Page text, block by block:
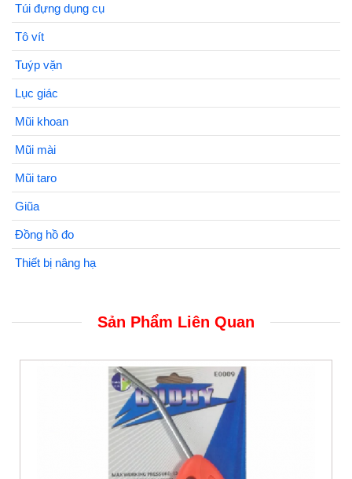
Túi đựng dụng cụ
Tô vít
Tuýp vặn
Lục giác
Mũi khoan
Mũi mài
Mũi taro
Giũa
Đồng hồ đo
Thiết bị nâng hạ
Sản Phẩm Liên Quan